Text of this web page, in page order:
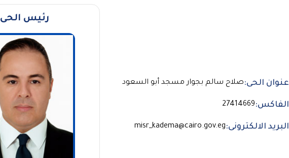
رئيس الحى
عنوان الحى:صلاح سالم بجوار مسجد أبو السعود
الفاكس:27414669
البريد الالكترونى:misr_kadema@cairo.gov.eg